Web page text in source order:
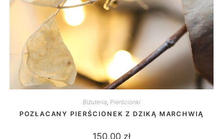
Biżuteria, Pierścionki
POZŁACANY PIERŚCIONEK Z DZIKĄ MARCHWIĄ
150,00 zł